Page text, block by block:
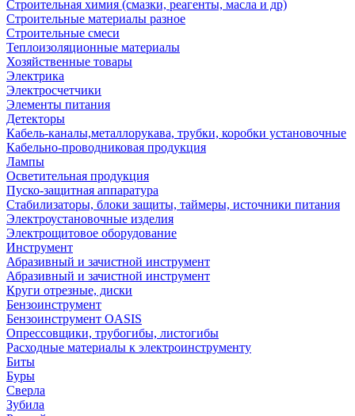
Строительная химия (смазки, реагенты, масла и др)
Строительные материалы разное
Строительные смеси
Теплоизоляционные материалы
Хозяйственные товары
Электрика
Электросчетчики
Элементы питания
Детекторы
Кабель-каналы,металлорукава, трубки, коробки установочные
Кабельно-проводниковая продукция
Лампы
Осветительная продукция
Пуско-защитная аппаратура
Стабилизаторы, блоки защиты, таймеры, источники питания
Электроустановочные изделия
Электрощитовое оборудование
Инструмент
Абразивный и зачистной инструмент
Абразивный и зачистной инструмент
Круги отрезные, диски
Бензоинструмент
Бензоинструмент OASIS
Опрессовщики, трубогибы, листогибы
Расходные материалы к электроинструменту
Биты
Буры
Сверла
Зубила